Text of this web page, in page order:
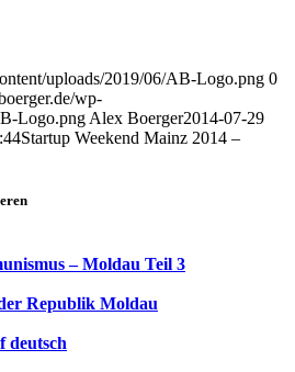
uploads/2019/06/AB-Logo.png 0
wp-
Logo.png Alex Boerger2014-07-29
Startup Weekend Mainz 2014 –
– Moldau Teil 3
Republik Moldau
deutsch